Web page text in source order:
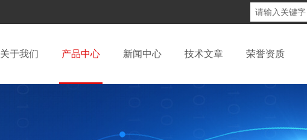
关于我们 产品中心 新闻中心 技术文章 荣誉资质